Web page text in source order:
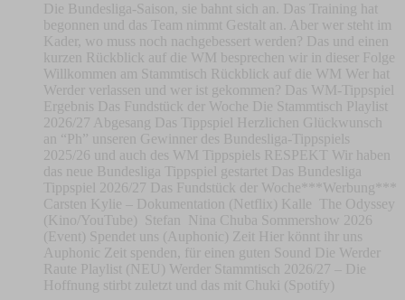
Die Bundesliga-Saison, sie bahnt sich an. Das Training hat
begonnen und das Team nimmt Gestalt an. Aber wer steht im
Kader, wo muss noch nachgebessert werden? Das und einen
kurzen Rückblick auf die WM besprechen wir in dieser Folge
Willkommen am Stammtisch Rückblick auf die WM Wer hat
Werder verlassen und wer ist gekommen? Das WM-Tippspiel
Ergebnis Das Fundstück der Woche Die Stammtisch Playlist
2026/27 Abgesang Das Tippspiel Herzlichen Glückwunsch
an “Ph” unseren Gewinner des Bundesliga-Tippspiels
2025/26 und auch des WM Tippspiels RESPEKT Wir haben
das neue Bundesliga Tippspiel gestartet Das Bundesliga
Tippspiel 2026/27 Das Fundstück der Woche***Werbung***
Carsten Kylie – Dokumentation (Netflix) Kalle The Odyssey
(Kino/YouTube) Stefan Nina Chuba Sommershow 2026
(Event) Spendet uns (Auphonic) Zeit Hier könnt ihr uns
Auphonic Zeit spenden, für einen guten Sound Die Werder
Raute Playlist (NEU) Werder Stammtisch 2026/27 – Die
Hoffnung stirbt zuletzt und das mit Chuki (Spotify)